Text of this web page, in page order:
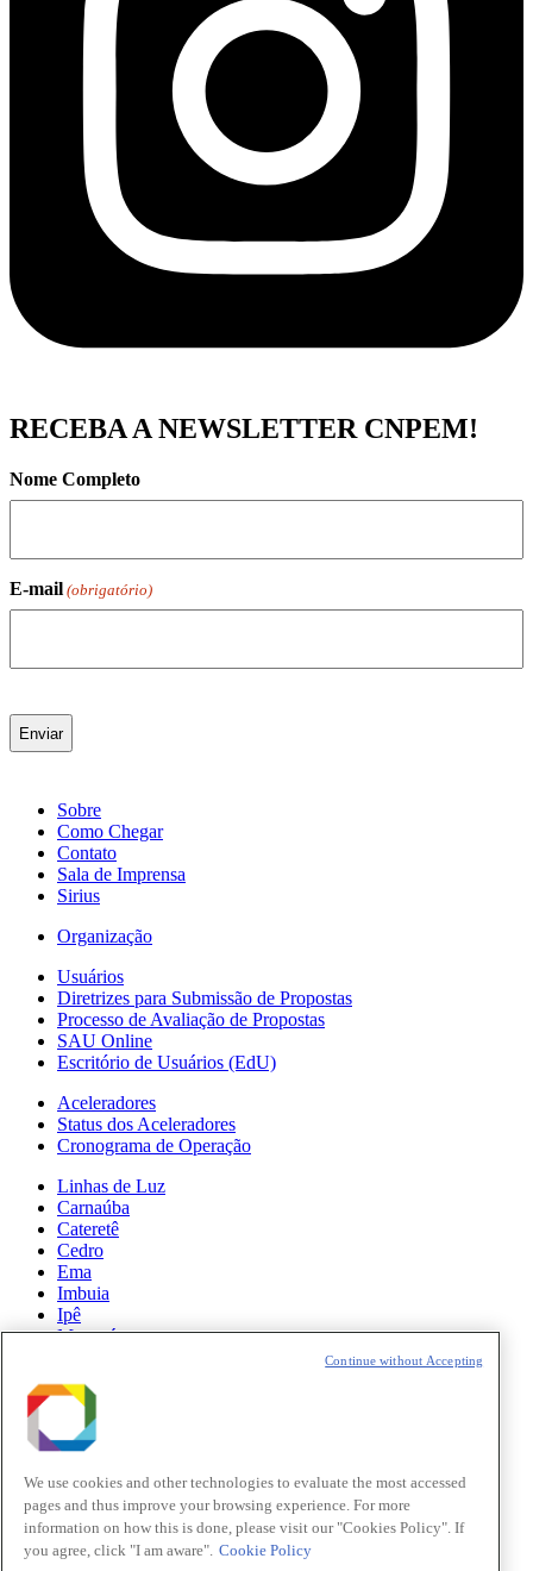
RECEBA A NEWSLETTER CNPEM!
Nome Completo
E-mail (obrigatório)
Sobre
Como Chegar
Contato
Sala de Imprensa
Sirius
Organização
Usuários
Diretrizes para Submissão de Propostas
Processo de Avaliação de Propostas
SAU Online
Escritório de Usuários (EdU)
Aceleradores
Status dos Aceleradores
Cronograma de Operação
Linhas de Luz
Carnaúba
Cateretê
Cedro
Ema
Imbuia
Ipê
Manacá
Paineira
Sabiá
Notícias
Ciência
Atualizações do Sirius
Eventos
We use cookies and other technologies to evaluate the most accessed
pages and thus improve your browsing experience. For more
information on how this is done, please visit our "Cookies Policy". If
you agree, click "I am aware". Cookie Policy
Continue without Accepting